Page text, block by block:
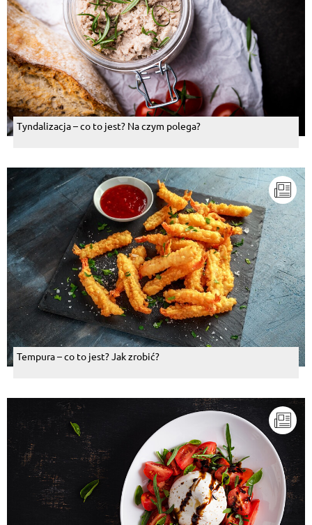
Tyndalizacja – co to jest? Na czym polega?
Tempura – co to jest? Jak zrobić?